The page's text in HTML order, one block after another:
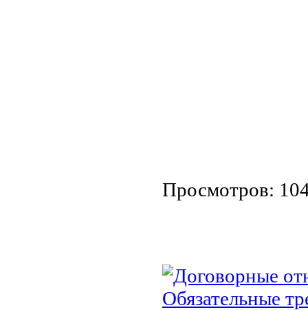
Просмотров:
Договорные
Обязательные